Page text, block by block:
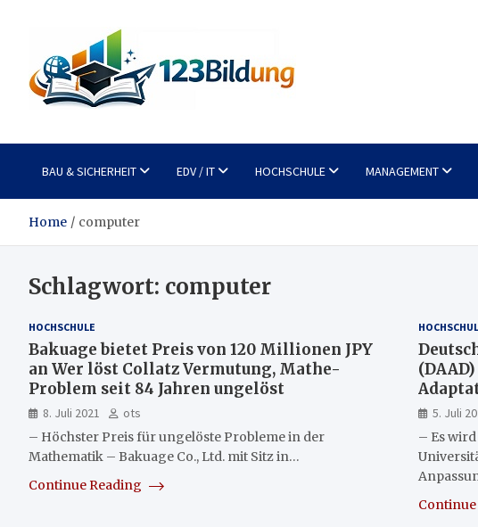
123Bildung
BAU & SICHERHEIT EDV / IT HOCHSCHULE MANAGEMENT
Home computer
Schlagwort: computer
HOCHSCHULE
Bakuage bietet Preis von 120 Millionen JPY
an Wer löst Collatz Vermutung, Mathe-
Problem seit 84 Jahren ungelöst
8. Juli 2021
ots
– Höchster Preis für ungelöste Probleme in der
Mathematik – Bakuage Co., Ltd. mit Sitz in…
Continue Reading
5. Juli
– Es